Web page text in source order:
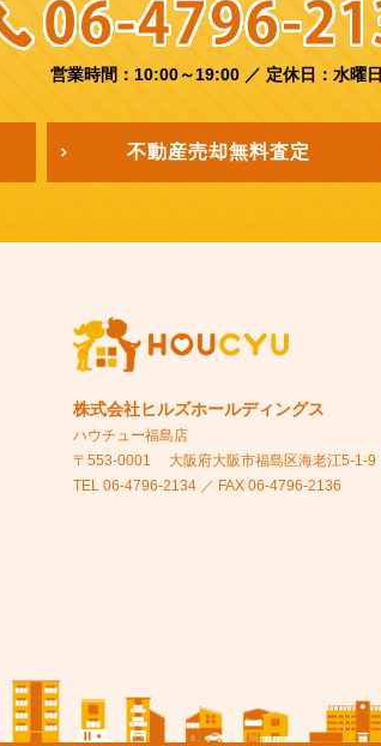
営業時間：10:00～19:00 ／ 定休日：水曜日
不動産売却無料査定
株式会社ヒルズホールディングス
ハウチュー福島店
〒553-0001
大阪府大阪市福島区海老江5-1-9
TEL 06-4796-2134 ／ FAX 06-4796-2136